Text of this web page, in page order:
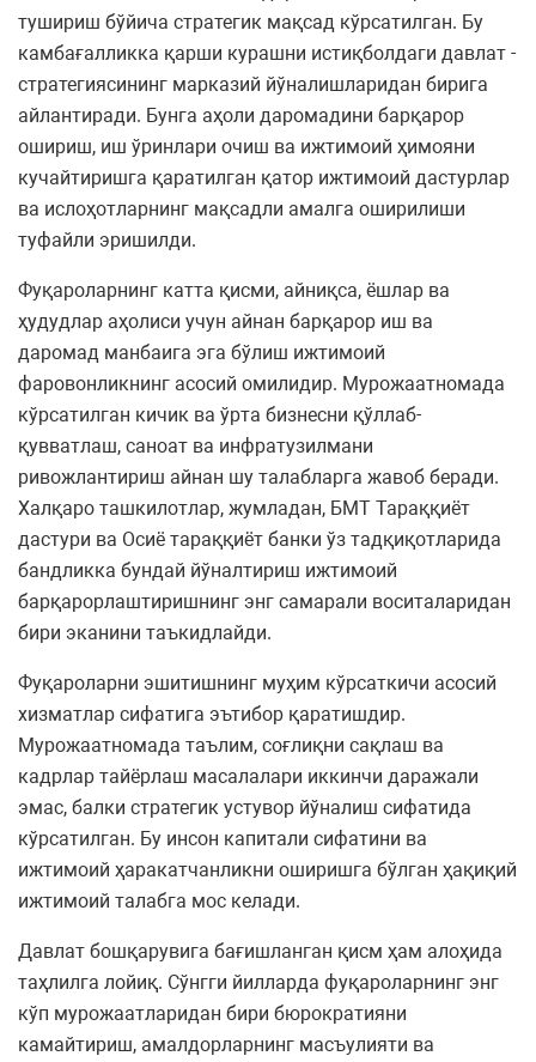
тушириш бўйича стратегик мақсад кўрсатилган. Бу
камбағалликка қарши курашни истиқболдаги давлат ­
стратегиясининг марказий йўналишларидан бирига
айлантиради. Бунга аҳоли даромадини барқарор
ошириш, иш ўринлари очиш ва ижтимоий ҳимояни
кучайтиришга қаратилган қатор ижтимоий дастурлар
ва ислоҳотларнинг мақсадли амалга оширилиши
туфайли эришилди.
Фуқароларнинг катта қисми, айниқса, ёшлар ва
ҳудудлар аҳолиси учун айнан барқарор иш ва
даромад манбаига эга бўлиш ижтимоий
фаровонликнинг асосий омилидир. Мурожаатномада
кўрсатилган кичик ва ўрта бизнесни қўллаб-
қувватлаш, саноат ва инфратузилмани
ривожлантириш айнан шу талабларга жавоб беради.
Халқаро ташкилотлар, жумладан, БМТ Тараққиёт
дастури ва Осиё тараққиёт банки ўз тадқиқотларида
бандликка бундай йўналтириш ижтимоий
барқарорлаштиришнинг энг самарали воситаларидан
бири эканини таъкидлайди.
Фуқароларни эшитишнинг муҳим кўрсаткичи асосий
хизматлар сифатига эътибор қаратишдир.
Мурожаатномада таълим, соғлиқни сақлаш ва
кадрлар тайёрлаш масалалари иккинчи даражали
эмас, балки стратегик устувор йўналиш сифатида
кўрсатилган. Бу инсон капитали сифатини ва
ижтимоий ҳаракатчанликни оширишга бўлган ҳақиқий
ижтимоий талабга мос келади.
Давлат бошқарувига бағишланган қисм ҳам алоҳида
таҳлилга лойиқ. Сўнгги йилларда фуқароларнинг энг
кўп мурожаатларидан бири бюрократияни
камайтириш, амалдорларнинг масъулияти ва